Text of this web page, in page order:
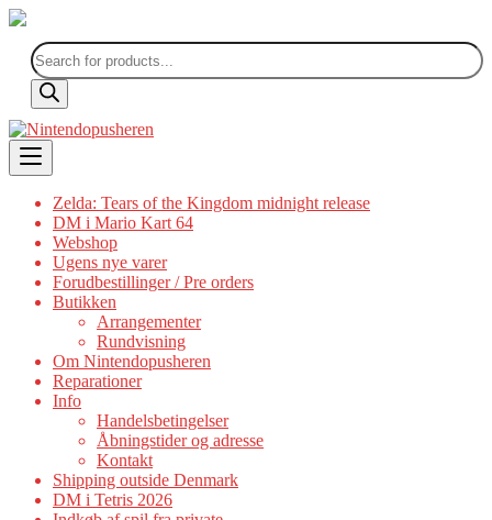
Products
search
Skip
to
content
Zelda: Tears of the Kingdom midnight release
DM i Mario Kart 64
Webshop
Ugens nye varer
Forudbestillinger / Pre orders
Butikken
Arrangementer
Rundvisning
Om Nintendopusheren
Reparationer
Info
Handelsbetingelser
Åbningstider og adresse
Kontakt
Shipping outside Denmark
DM i Tetris 2026